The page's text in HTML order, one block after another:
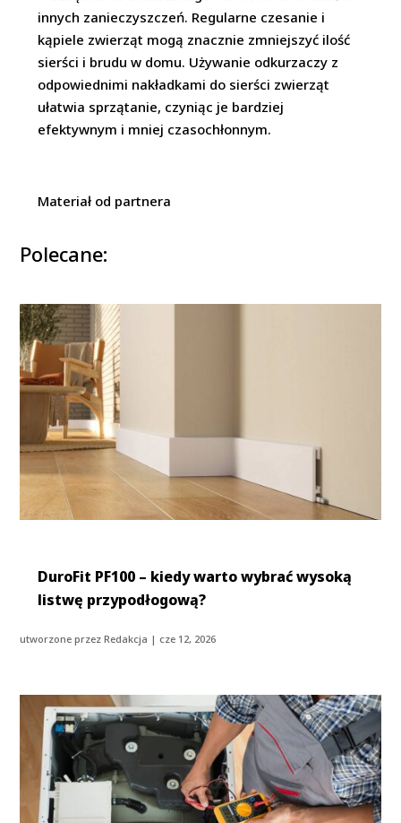
innych zanieczyszczeń. Regularne czesanie i
kąpiele zwierząt mogą znacznie zmniejszyć ilość
sierści i brudu w domu. Używanie odkurzaczy z
odpowiednimi nakładkami do sierści zwierząt
ułatwia sprzątanie, czyniąc je bardziej
efektywnym i mniej czasochłonnym.
Materiał od partnera
Polecane:
DuroFit PF100 – kiedy warto wybrać wysoką
listwę przypodłogową?
utworzone przezRedakcja | cze 12, 2026